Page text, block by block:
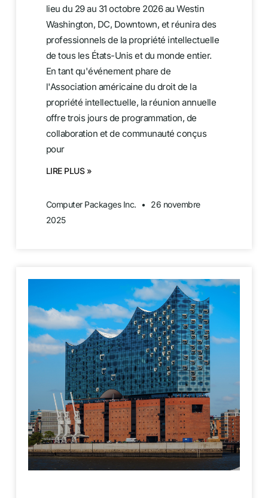
lieu du 29 au 31 octobre 2026 au Westin
Washington, DC, Downtown, et réunira des
professionnels de la propriété intellectuelle
de tous les États-Unis et du monde entier.
En tant qu'événement phare de
l'Association américaine du droit de la
propriété intellectuelle, la réunion annuelle
offre trois jours de programmation, de
collaboration et de communauté conçus
pour
LIRE PLUS »
Computer Packages Inc.
26 novembre
2025